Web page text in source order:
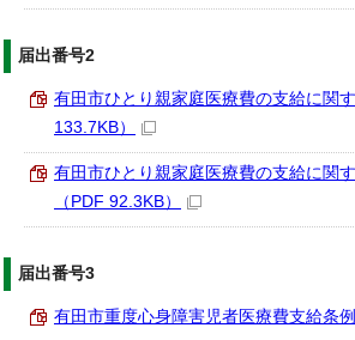
届出番号2
有田市ひとり親家庭医療費の支給に関
133.7KB）
有田市ひとり親家庭医療費の支給に関
（PDF 92.3KB）
届出番号3
有田市重度心身障害児者医療費支給条